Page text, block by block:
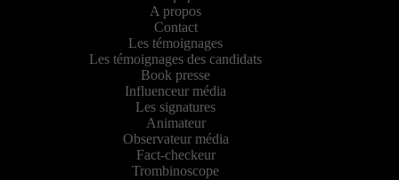
A propos
Contact
Les témoignages
Les témoignages des candidats
Book presse
Influenceur média
Les signatures
Animateur
Observateur média
Fact-checkeur
Trombinoscope